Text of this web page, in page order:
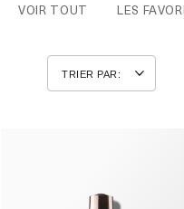
VOIR TOUT LES